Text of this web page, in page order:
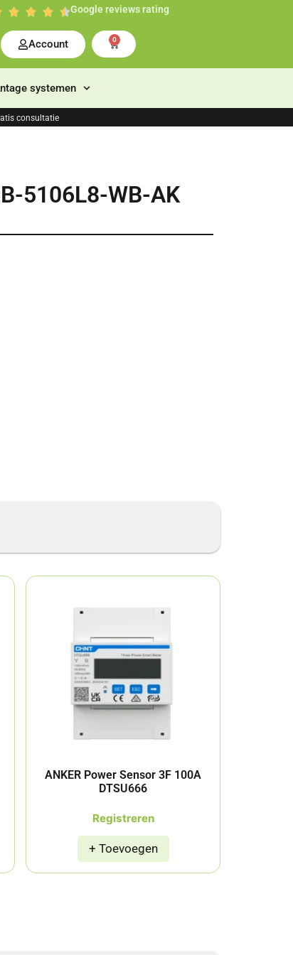
Google reviews rating
Account 0
systemen
consultatie
5106L8-WB-AK
ANKER Power Sensor 3F 100A
DTSU666
Registreren